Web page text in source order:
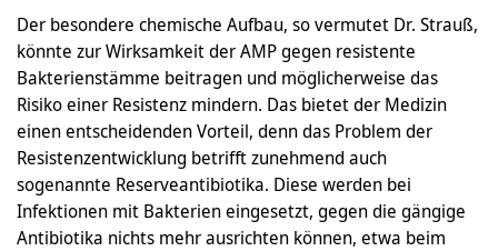
Der besondere chemische Aufbau, so vermutet Dr. Strauß,
könnte zur Wirksamkeit der AMP gegen resistente
Bakterienstämme beitragen und möglicherweise das
Risiko einer Resistenz mindern. Das bietet der Medizin
einen entscheidenden Vorteil, denn das Problem der
Resistenzentwicklung betrifft zunehmend auch
sogenannte Reserveantibiotika. Diese werden bei
Infektionen mit Bakterien eingesetzt, gegen die gängige
Antibiotika nichts mehr ausrichten können, etwa beim